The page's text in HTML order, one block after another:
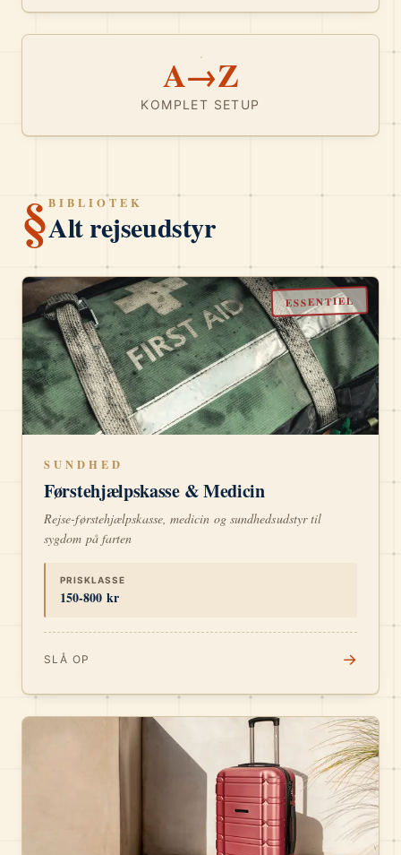
A→Z
KOMPLET SETUP
§BIBLIOTEK
Alt rejseudstyr
ESSENTIEL
SUNDHED
Førstehjælpskasse & Medicin
Rejse-førstehjælpskasse, medicin og sundhedsudstyr til
sygdom på farten
PRISKLASSE
150-800 kr
SLÅ OP →